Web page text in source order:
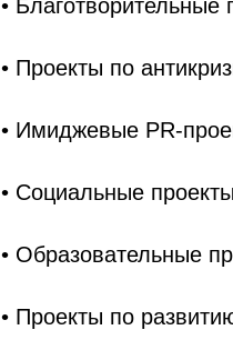
• Благотворительные
• Проекты по
• Имиджевые PR-
• Социальные проекты
• Образовательные
• Проекты по